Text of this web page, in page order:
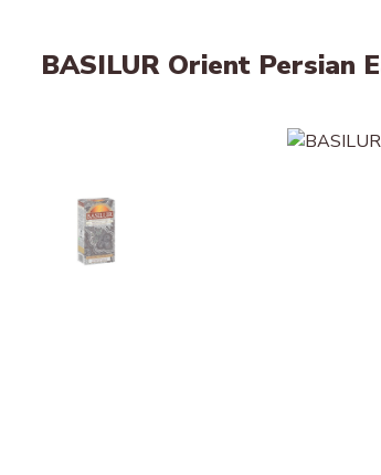
BASILUR Orient Persian